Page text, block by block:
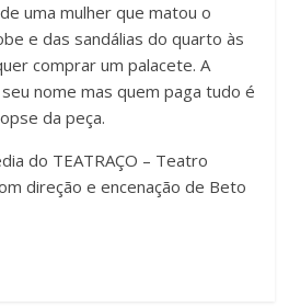
uma mulher que matou o
e das sandálias do quarto às
comprar um palacete. A
nome mas quem paga tudo é
da peça.
do TEATRAÇO – Teatro
direção e encenação de Beto